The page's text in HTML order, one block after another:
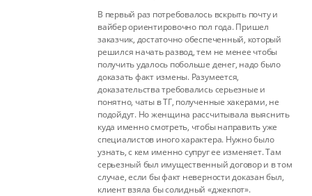
В первый раз потребовалось вскрыть почту и
вайбер ориентировочно пол года. Пришел
заказчик, достаточно обеспеченный, который
решился начать развод, тем не менее чтобы
получить удалось побольше денег, надо было
доказать факт измены. Разумеется,
доказательства требовались серьезные и
понятно, чаты в ТГ, полученные хакерами, не
подойдут. Но женщина рассчитывала выяснить
куда именно смотреть, чтобы направить уже
специалистов иного характера. Нужно было
узнать, с кем именно супруг ее изменяет. Там
серьезный был имущественный договор и в том
случае, если бы факт неверности доказан был,
клиент взяла бы солидный «джекпот».